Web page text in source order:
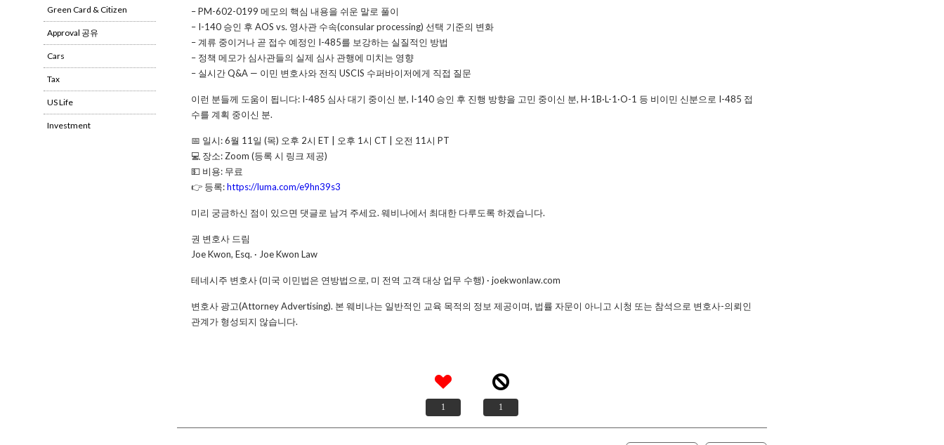
– PM-602-0199 메모의 핵심 내용을 쉬운 말로 풀이
– I-140 승인 후 AOS vs. 영사관 수속(consular processing) 선택 기준의 변화
– 계류 중이거나 곧 접수 예정인 I-485를 보강하는 실질적인 방법
– 정책 메모가 심사관들의 실제 심사 관행에 미치는 영향
– 실시간 Q&A — 이민 변호사와 전직 USCIS 수퍼바이저에게 직접 질문
이런 분들께 도움이 됩니다: I-485 심사 대기 중이신 분, I-140 승인 후 진행 방향을 고민 중이신 분, H-1B·L-1·O-1 등 비이민 신분으로 I-485 접
수를 계획 중이신 분.
📅 일시: 6월 11일 (목) 오후 2시 ET | 오후 1시 CT | 오전 11시 PT
💻 장소: Zoom (등록 시 링크 제공)
💵 비용: 무료
👉 등록:https://luma.com/e9hn39s3
미리 궁금하신 점이 있으면 댓글로 남겨 주세요. 웨비나에서 최대한 다루도록 하겠습니다.
권 변호사 드림
Joe Kwon, Esq. · Joe Kwon Law
테네시주 변호사 (미국 이민법은 연방법으로, 미 전역 고객 대상 업무 수행) · joekwonlaw.com
변호사 광고(Attorney Advertising). 본 웨비나는 일반적인 교육 목적의 정보 제공이며, 법률 자문이 아니고 시청 또는 참석으로 변호사-의뢰인
관계가 형성되지 않습니다.
1 1
Green Card & Citizen
Approval 공유
Cars
Tax
US Life
Investment